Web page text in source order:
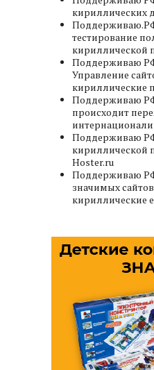
кириллических
Поддерживаю.РФ
тестирование
кириллической
Поддерживаю
Управление
кириллические
Поддерживаю
происходит
Поддерживаю
кириллической
Hoster.ru
Поддерживаю
значимых
кириллические